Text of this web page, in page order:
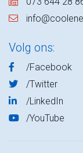
Volg ons:
/Facebook
/Twitter
/LinkedIn
/YouTube